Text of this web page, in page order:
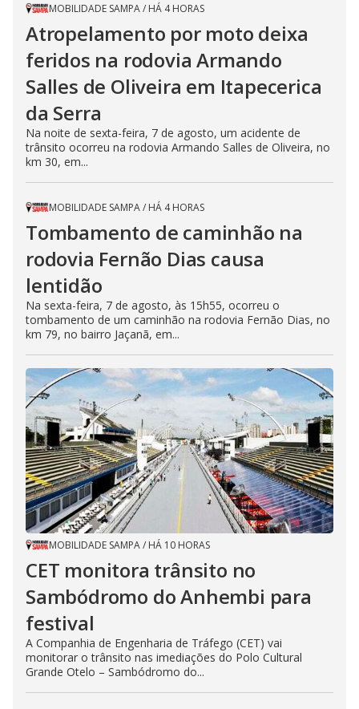
MOBILIDADE SAMPA/ HÁ 4 HORAS
Atropelamento por moto deixa
feridos na rodovia Armando
Salles de Oliveira em Itapecerica
da Serra
Na noite de sexta-feira, 7 de agosto, um acidente de
trânsito ocorreu na rodovia Armando Salles de Oliveira, no
km 30, em...
MOBILIDADE SAMPA/ HÁ 4 HORAS
Tombamento de caminhão na
rodovia Fernão Dias causa
lentidão
Na sexta-feira, 7 de agosto, às 15h55, ocorreu o
tombamento de um caminhão na rodovia Fernão Dias, no
km 79, no bairro Jaçanã, em...
MOBILIDADE SAMPA/ HÁ 10 HORAS
CET monitora trânsito no
Sambódromo do Anhembi para
festival
A Companhia de Engenharia de Tráfego (CET) vai
monitorar o trânsito nas imediações do Polo Cultural
Grande Otelo – Sambódromo do...